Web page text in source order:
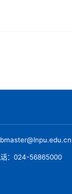
话：024-56865000